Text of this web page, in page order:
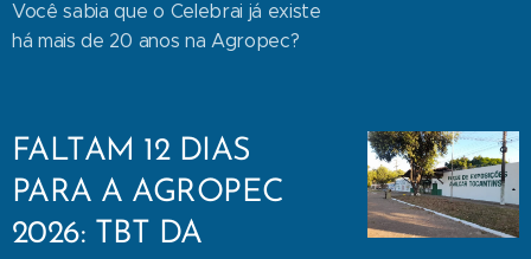
Você sabia que o Celebrai já existe
há mais de 20 anos na Agropec?
FALTAM 12 DIAS
PARA A AGROPEC
2026: TBT DA